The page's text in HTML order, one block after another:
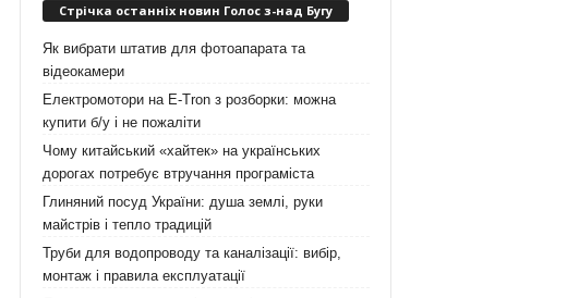
Стрічка останніх новин Голос з-над Бугу
Як вибрати штатив для фотоапарата та
відеокамери
Електромотори на E-Tron з розборки: можна
купити б/у і не пожаліти
Чому китайський «хайтек» на українських
дорогах потребує втручання програміста
Глиняний посуд України: душа землі, руки
майстрів і тепло традицій
Труби для водопроводу та каналізації: вибір,
монтаж і правила експлуатації